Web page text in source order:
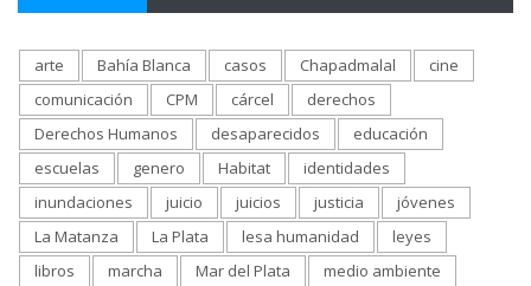
arte Bahía Blanca casos Chapadmalal
cine
comunicación
CPM cárcel
derechos
Derechos Humanos
desaparecidos
educación
escuelas
genero Habitat
identidades
inundaciones
juicio juicios justicia
jóvenes
La Matanza
La Plata lesa humanidad
leyes
libros
marcha Mar del Plata
medio ambiente